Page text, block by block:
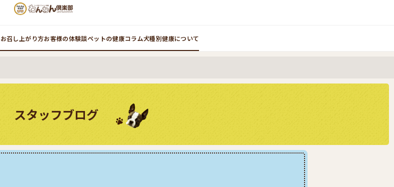
お召し上がり方お客様の体験談ペットの健康コラム犬種別健康について
スタッフブログ